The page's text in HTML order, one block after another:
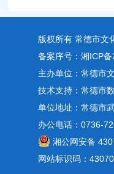
版权所有 常德市文
备案序号：湘ICP
主办单位：常德市
技术支持：常德市
单位地址：常德市
办公电话：0736-
湘公网安备
网站标识码：